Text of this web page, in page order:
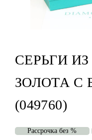
СЕРЬГИ
ЗОЛОТА С
(049760)
Рассрочка без %